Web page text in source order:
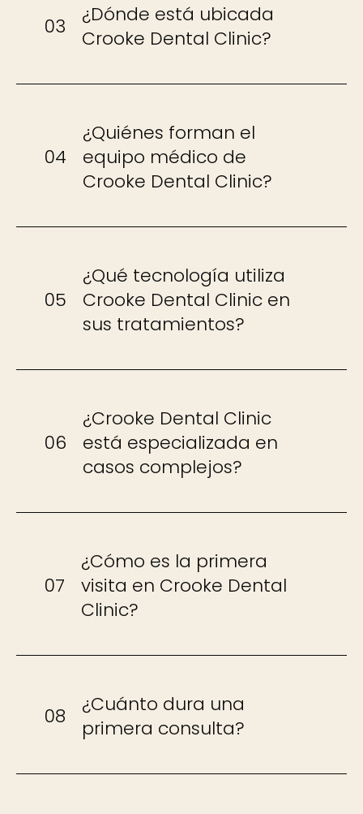
03
¿Dónde está ubicada
Crooke Dental Clinic?
04
¿Quiénes forman el
equipo médico de
Crooke Dental Clinic?
05
¿Qué tecnología utiliza
Crooke Dental Clinic en
sus tratamientos?
06
¿Crooke Dental Clinic
está especializada en
casos complejos?
07
¿Cómo es la primera
visita en Crooke Dental
Clinic?
08
¿Cuánto dura una
primera consulta?